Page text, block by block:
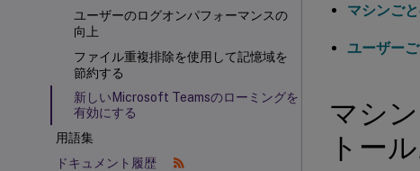
ユーザーのログオンパフォーマンスの
向上
ファイル重複排除を使用して記憶域を
節約する
新しいMicrosoft Teamsのローミングを
有効にする
用語集
ドキュメント履歴
マシンご
ユーザー
マシ
トー